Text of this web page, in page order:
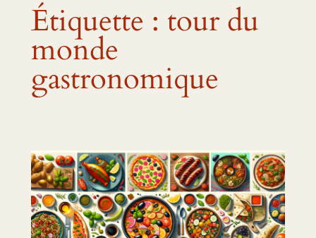
Étiquette : tour du
monde
gastronomique